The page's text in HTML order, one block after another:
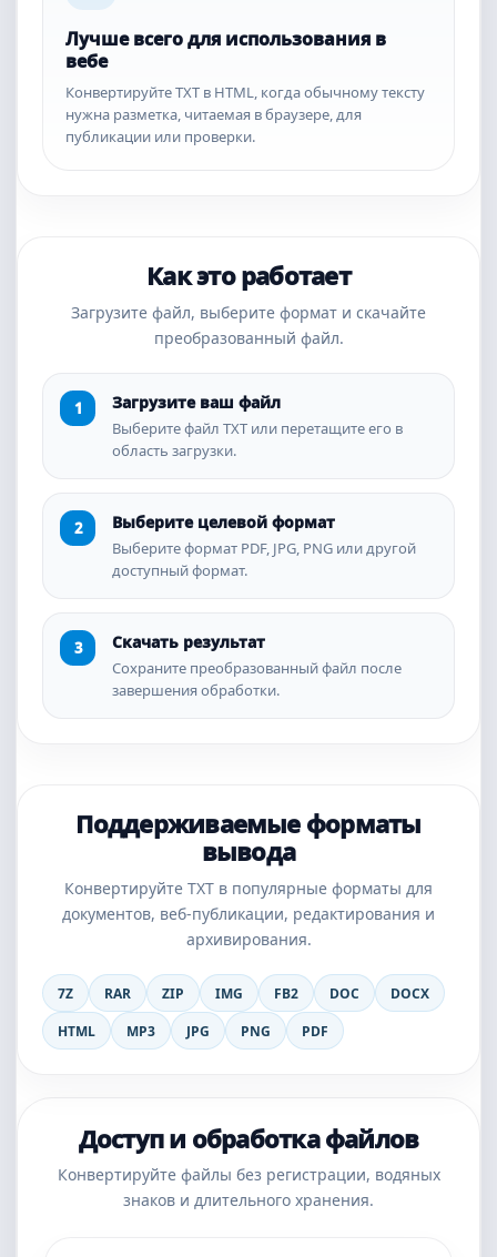
Лучше всего для использования в
вебе
Конвертируйте TXT в HTML, когда обычному тексту
нужна разметка, читаемая в браузере, для
публикации или проверки.
Как это работает
Загрузите файл, выберите формат и скачайте
преобразованный файл.
Загрузите ваш файл
Выберите файл TXT или перетащите его в
область загрузки.
Выберите целевой формат
Выберите формат PDF, JPG, PNG или другой
доступный формат.
Скачать результат
Сохраните преобразованный файл после
завершения обработки.
Поддерживаемые форматы
вывода
Конвертируйте TXT в популярные форматы для
документов, веб-публикации, редактирования и
архивирования.
7Z RAR ZIP IMG FB2 DOC
DOCX
HTML
MP3 JPG PNG PDF
Доступ и обработка файлов
Конвертируйте файлы без регистрации, водяных
знаков и длительного хранения.